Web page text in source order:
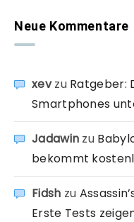
Neue Kommentare
xevzu Ratgeber:
Smartphones
Jadawin zu
bekommt
Fidsh zu
Erste Tests